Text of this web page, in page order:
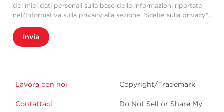
dei miei dati personali sulla base delle informazioni riportate
nell'Informativa sulla privacy alla sezione "Scelte sulla privacy".
Invia
Lavora con noi
Contattaci
Copyright/Trademark
Do Not Sell or Share My